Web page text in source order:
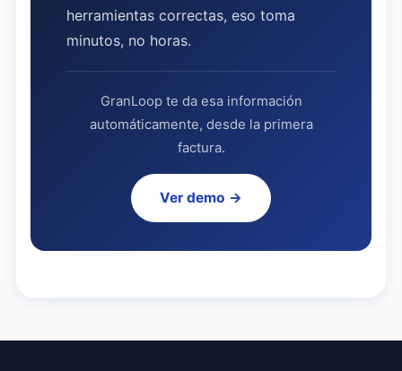
herramientas correctas, eso toma
minutos, no horas.
GranLoop te da esa información
automáticamente, desde la primera
factura.
Ver demo →